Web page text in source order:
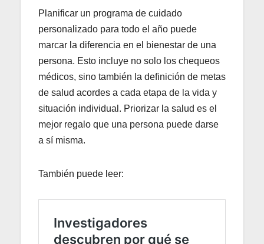
Planificar un programa de cuidado
personalizado para todo el año puede
marcar la diferencia en el bienestar de una
persona. Esto incluye no solo los chequeos
médicos, sino también la definición de metas
de salud acordes a cada etapa de la vida y
situación individual. Priorizar la salud es el
mejor regalo que una persona puede darse
a sí misma.
También puede leer: